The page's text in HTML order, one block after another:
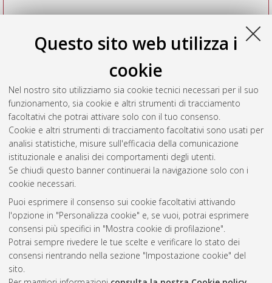
Questo sito web utilizza i
cookie
Nel nostro sito utilizziamo sia cookie tecnici necessari per il suo
funzionamento, sia cookie e altri strumenti di tracciamento
facoltativi che potrai attivare solo con il tuo consenso.
Cookie e altri strumenti di tracciamento facoltativi sono usati per
analisi statistiche, misure sull'efficacia della comunicazione
istituzionale e analisi dei comportamenti degli utenti.
Se chiudi questo banner continuerai la navigazione solo con i
cookie necessari.
Puoi esprimere il consenso sui cookie facoltativi attivando
l'opzione in "Personalizza cookie" e, se vuoi, potrai esprimere
consensi più specifici in "Mostra cookie di profilazione".
Potrai sempre rivedere le tue scelte e verificare lo stato dei
consensi rientrando nella sezione "Impostazione cookie" del
sito.
Vedi altre statistiche
Gestione del documento:
Atom
Rss
AMS Acta
ISSN: 2038-7954
re3data.org -
doi.org/10.17616/R3P19R
Servizio implementato e